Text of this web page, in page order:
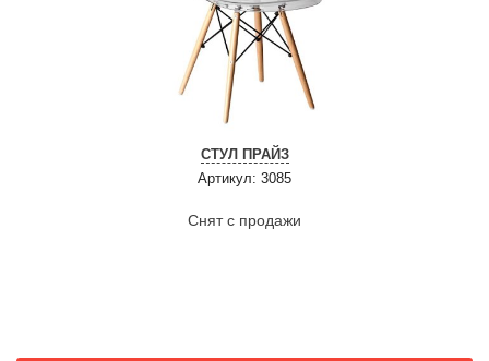
СТУЛ ПРАЙЗ
Артикул: 3085
Снят с продажи